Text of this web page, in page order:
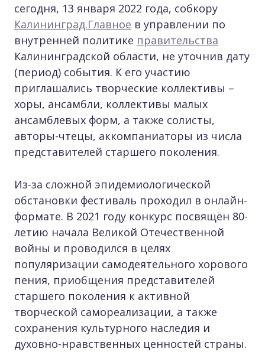
сегодня, 13 января 2022 года, собкору
Калининград.Главное в управлении по
внутренней политике правительства
Калининградской области, не уточнив дату
(период) события. К его участию
приглашались творческие коллективы –
хоры, ансамбли, коллективы малых
ансамблевых форм, а также солисты,
авторы-чтецы, аккомпаниаторы из числа
представителей старшего поколения.
Из-за сложной эпидемиологической
обстановки фестиваль проходил в онлайн-
формате. В 2021 году конкурс посвящён 80-
летию начала Великой Отечественной
войны и проводился в целях
популяризации самодеятельного хорового
пения, приобщения представителей
старшего поколения к активной
творческой самореализации, а также
сохранения культурного наследия и
духовно-нравственных ценностей страны.